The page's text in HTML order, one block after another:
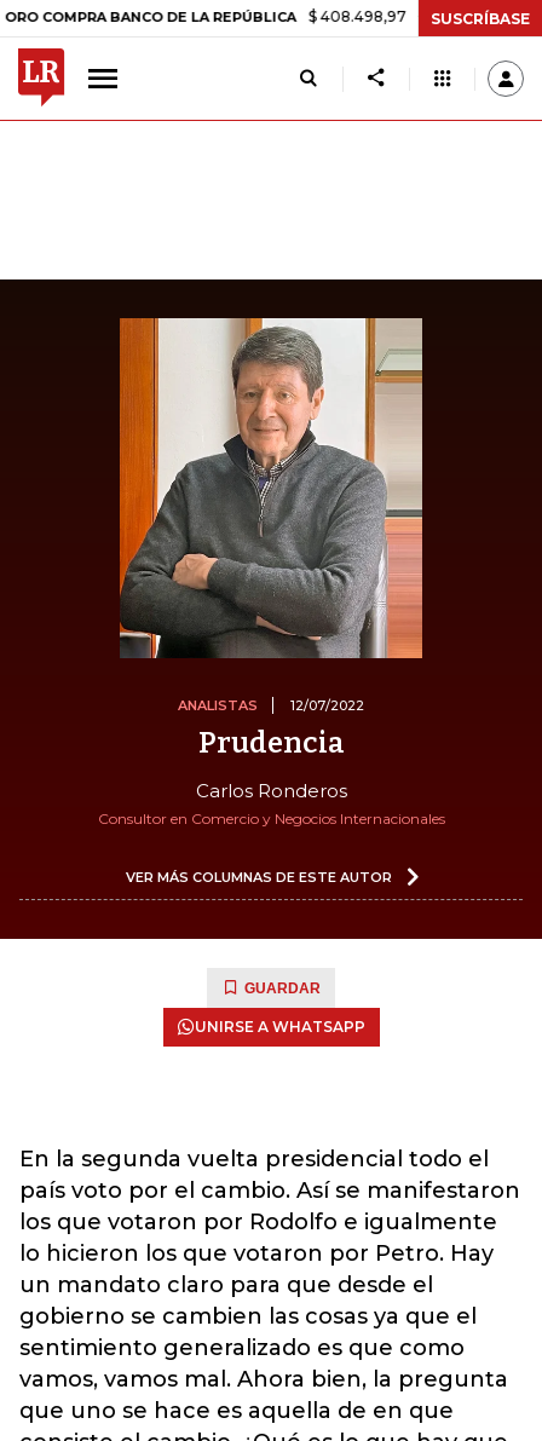
BANCO DE LA REPÚBLICA $ 408.498,97 +$ 8.753,81 +2,19%
SUSCRÍBASE
ANALISTAS 12/07/2022
Prudencia
Carlos Ronderos
Consultor en Comercio y Negocios Internacionales
VER MÁS COLUMNAS DE ESTE AUTOR
GUARDAR
UNIRSE A WHATSAPP
En la segunda vuelta presidencial todo el
país voto por el cambio. Así se manifestaron
los que votaron por Rodolfo e igualmente
lo hicieron los que votaron por Petro. Hay
un mandato claro para que desde el
gobierno se cambien las cosas ya que el
sentimiento generalizado es que como
vamos, vamos mal. Ahora bien, la pregunta
que uno se hace es aquella de en que